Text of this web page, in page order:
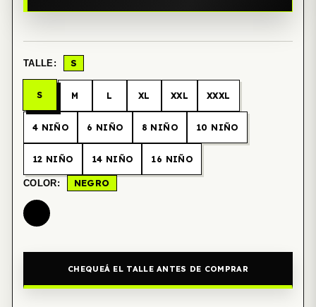
TALLE: S
S M L XL XXL XXXL
4 NIÑO 6 NIÑO 8 NIÑO 10 NIÑO
12 NIÑO 14 NIÑO 16 NIÑO
COLOR: NEGRO
CHEQUEÁ EL TALLE ANTES DE COMPRAR